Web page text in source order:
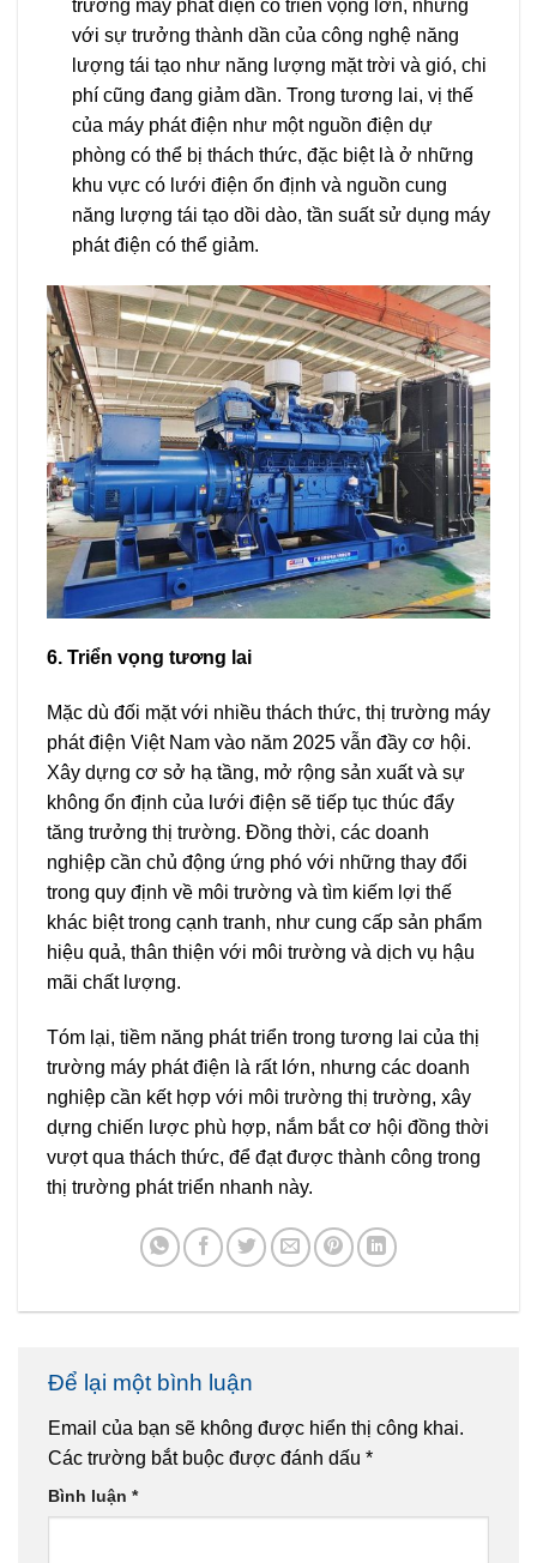
trường máy phát điện có triển vọng lớn, nhưng
với sự trưởng thành dần của công nghệ năng
lượng tái tạo như năng lượng mặt trời và gió, chi
phí cũng đang giảm dần. Trong tương lai, vị thế
của máy phát điện như một nguồn điện dự
phòng có thể bị thách thức, đặc biệt là ở những
khu vực có lưới điện ổn định và nguồn cung
năng lượng tái tạo dồi dào, tần suất sử dụng máy
phát điện có thể giảm.
6. Triển vọng tương lai
Mặc dù đối mặt với nhiều thách thức, thị trường máy
phát điện Việt Nam vào năm 2025 vẫn đầy cơ hội.
Xây dựng cơ sở hạ tầng, mở rộng sản xuất và sự
không ổn định của lưới điện sẽ tiếp tục thúc đẩy
tăng trưởng thị trường. Đồng thời, các doanh
nghiệp cần chủ động ứng phó với những thay đổi
trong quy định về môi trường và tìm kiếm lợi thế
khác biệt trong cạnh tranh, như cung cấp sản phẩm
hiệu quả, thân thiện với môi trường và dịch vụ hậu
mãi chất lượng.
Tóm lại, tiềm năng phát triển trong tương lai của thị
trường máy phát điện là rất lớn, nhưng các doanh
nghiệp cần kết hợp với môi trường thị trường, xây
dựng chiến lược phù hợp, nắm bắt cơ hội đồng thời
vượt qua thách thức, để đạt được thành công trong
thị trường phát triển nhanh này.
Để lại một bình luận
Email của bạn sẽ không được hiển thị công khai.
Các trường bắt buộc được đánh dấu *
Bình luận *